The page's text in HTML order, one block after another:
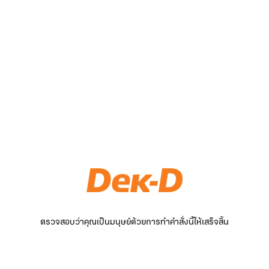
ตรวจสอบว่าคุณเป็นมนุษย์ด้วยการทำคำสั่งนี้ให้เสร็จสิ้น